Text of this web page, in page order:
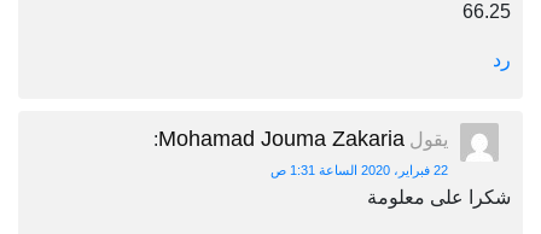
66.25
رد
يقول Mohamad Jouma Zakaria
:
22 فبراير، 2020 الساعة 1:31 ص
شكرا على معلومة